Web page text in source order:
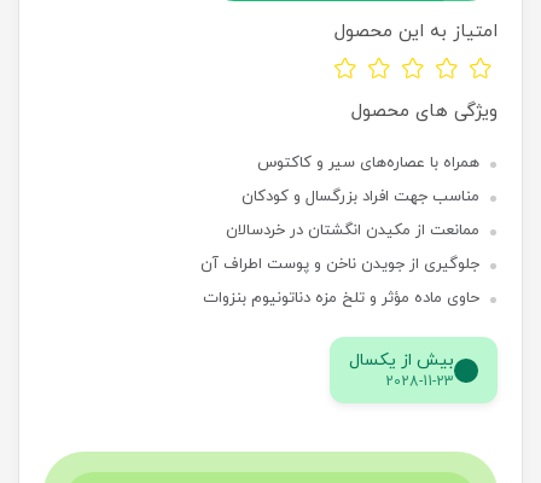
امتیاز به این محصول
ویژگی های محصول
همراه با عصاره‌های سیر و کاکتوس
مناسب جهت افراد بزرگسال و کودکان
ممانعت از مکیدن انگشتان در خردسالان
جلوگیری از جویدن ناخن و پوست اطراف آن
حاوی ماده مؤثر و تلخ مزه دناتونیوم بنزوات
بیش از یکسال
2028-11-23